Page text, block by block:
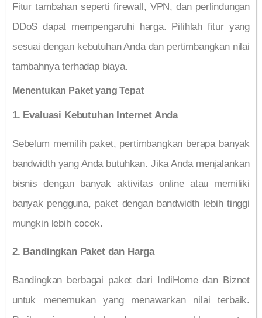
Fitur tambahan seperti firewall, VPN, dan perlindungan
DDoS dapat mempengaruhi harga. Pilihlah fitur yang
sesuai dengan kebutuhan Anda dan pertimbangkan nilai
tambahnya terhadap biaya.
Menentukan Paket yang Tepat
1. Evaluasi Kebutuhan Internet Anda
Sebelum memilih paket, pertimbangkan berapa banyak
bandwidth yang Anda butuhkan. Jika Anda menjalankan
bisnis dengan banyak aktivitas online atau memiliki
banyak pengguna, paket dengan bandwidth lebih tinggi
mungkin lebih cocok.
2. Bandingkan Paket dan Harga
Bandingkan berbagai paket dari IndiHome dan Biznet
untuk menemukan yang menawarkan nilai terbaik.